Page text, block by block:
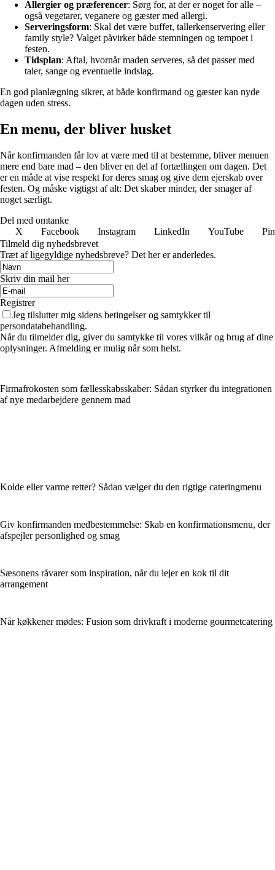
Allergier og præferencer: Sørg for, at der er noget for alle –
også vegetarer, veganere og gæster med allergi.
Serveringsform: Skal det være buffet, tallerkenservering eller
family style? Valget påvirker både stemningen og tempoet i
festen.
Tidsplan: Aftal, hvornår maden serveres, så det passer med
taler, sange og eventuelle indslag.
En god planlægning sikrer, at både konfirmand og gæster kan nyde
dagen uden stress.
En menu, der bliver husket
Når konfirmanden får lov at være med til at bestemme, bliver menuen
mere end bare mad – den bliver en del af fortællingen om dagen. Det
er en måde at vise respekt for deres smag og give dem ejerskab over
festen. Og måske vigtigst af alt: Det skaber minder, der smager af
noget særligt.
Del med omtanke
X
Facebook Instagram LinkedIn YouTube
Tilmeld dig nyhedsbrevet
Træt af ligegyldige nyhedsbreve? Det her er anderledes.
Skriv din mail her
Registrer
Jeg tilslutter mig sidens betingelser og samtykker til
persondatabehandling.
Når du tilmelder dig, giver du samtykke til vores vilkår og brug af dine
oplysninger. Afmelding er mulig når som helst.
Firmafrokosten som fællesskabsskaber: Sådan styrker du integrationen
af nye medarbejdere gennem mad
Kolde eller varme retter? Sådan vælger du den rigtige cateringmenu
Giv konfirmanden medbestemmelse: Skab en konfirmationsmenu, der
afspejler personlighed og smag
Sæsonens råvarer som inspiration, når du lejer en kok til dit
arrangement
Når køkkener mødes: Fusion som drivkraft i moderne gourmetcatering